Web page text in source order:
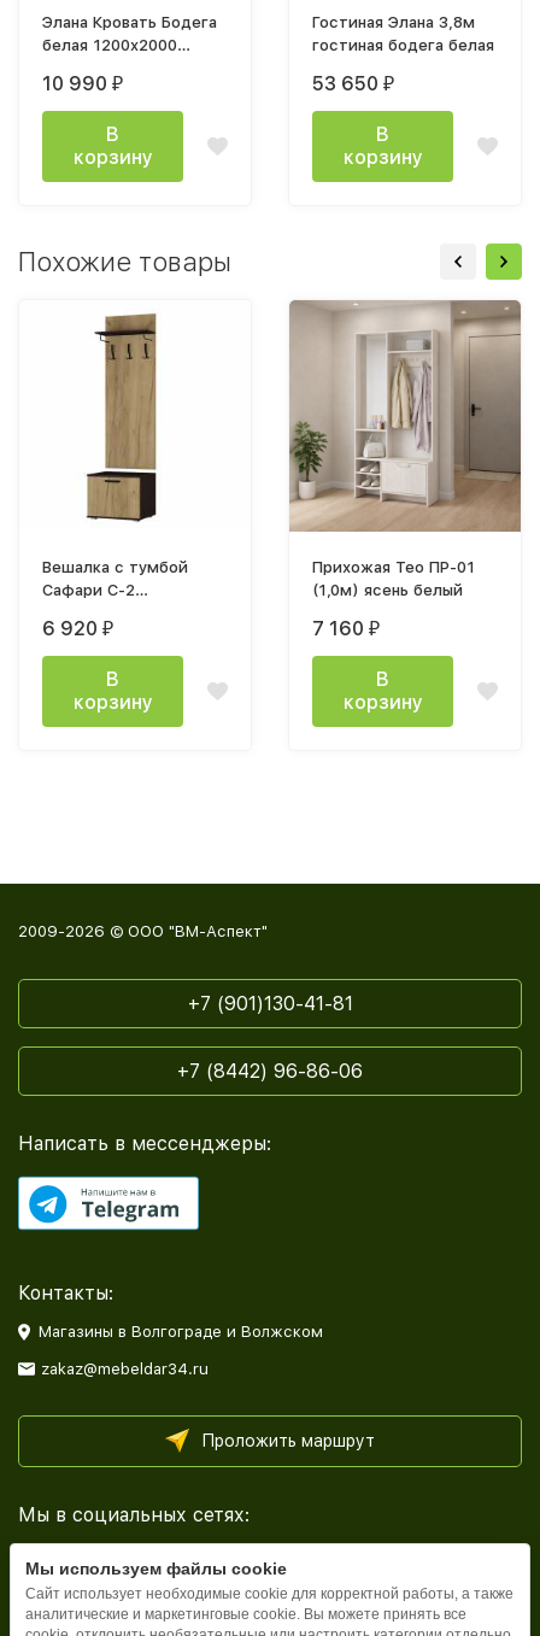
Элана Кровать Бодега
белая 1200x2000
10 990 ₽
В
корзину
Гостиная Элана 3,8м
гостиная бодега белая
53 650 ₽
В
корзину
Похожие товары
Вешалка с тумбой
Сафари С-2
венге / дуб крафт
золотой
6 920 ₽
В
корзину
Прихожая Тео ПР-01
(1,0м) ясень белый
7 160 ₽
В
корзину
2009-2026 © ООО "ВМ-Аспект"
+7 (901)130-41-81
+7 (8442) 96-86-06
Написать в мессенджеры:
Контакты:
Магазины в Волгограде и Волжском
zakaz@mebeldar34.ru
Проложить маршрут
Мы в социальных сетях:
Мы используем файлы cookie
Сайт использует необходимые cookie для корректной работы, а также
аналитические и маркетинговые cookie. Вы можете принять все